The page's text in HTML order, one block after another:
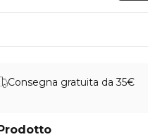
Consegna gratuita da 35€